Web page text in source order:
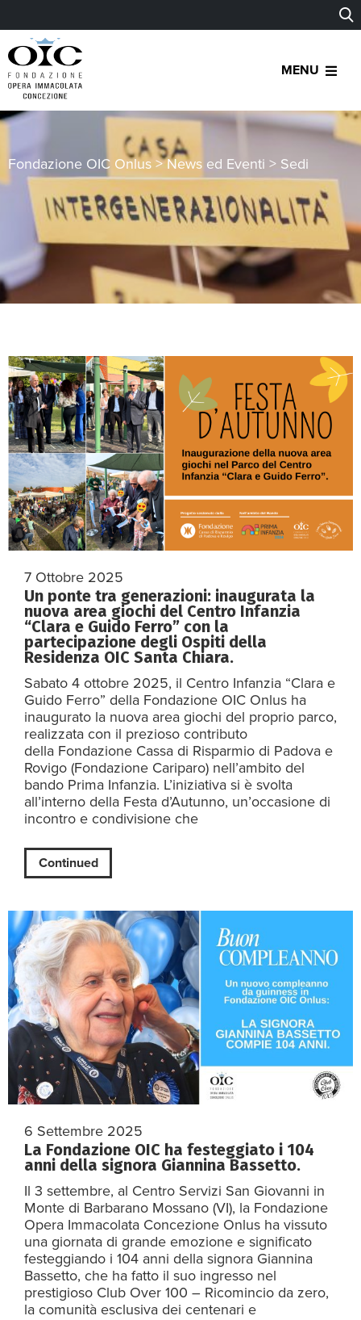
MENU
Fondazione OIC Onlus >News ed Eventi > Sedi
7 Ottobre 2025
Un ponte tra generazioni: inaugurata la
nuova area giochi del Centro Infanzia
“Clara e Guido Ferro” con la
partecipazione degli Ospiti della
Residenza OIC Santa Chiara.
Sabato 4 ottobre 2025, il Centro Infanzia “Clara e
Guido Ferro” della Fondazione OIC Onlus ha
inaugurato la nuova area giochi del proprio parco,
realizzata con il prezioso contributo
della Fondazione Cassa di Risparmio di Padova e
Rovigo (Fondazione Cariparo) nell’ambito del
bando Prima Infanzia. L’iniziativa si è svolta
all’interno della Festa d’Autunno, un’occasione di
incontro e condivisione che
Continued
6 Settembre 2025
La Fondazione OIC ha festeggiato i 104
anni della signora Giannina Bassetto.
Il 3 settembre, al Centro Servizi San Giovanni in
Monte di Barbarano Mossano (VI), la Fondazione
Opera Immacolata Concezione Onlus ha vissuto
una giornata di grande emozione e significato
festeggiando i 104 anni della signora Giannina
Bassetto, che ha fatto il suo ingresso nel
prestigioso Club Over 100 – Ricomincio da zero,
la comunità esclusiva dei centenari e